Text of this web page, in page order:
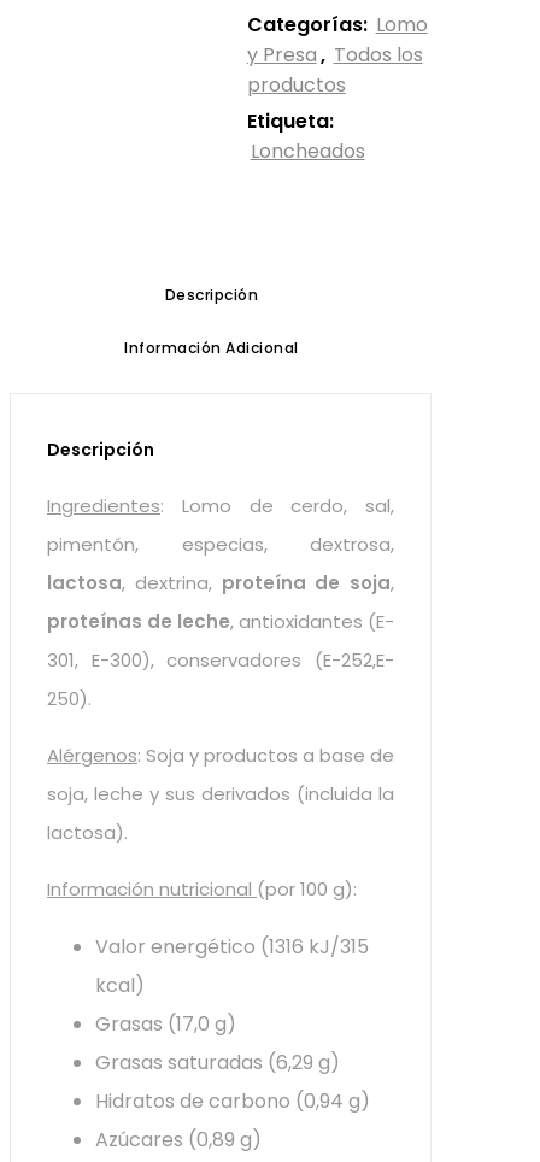
Categorías: Lomo
y Presa, Todos los
productos
Etiqueta:
Loncheados
Descripción
Información Adicional
Descripción
Ingredientes: Lomo de cerdo, sal,
pimentón, especias, dextrosa,
lactosa, dextrina, proteína de soja,
proteínas de leche, antioxidantes (E-
301, E-300), conservadores (E-252,E-
250).
Alérgenos: Soja y productos a base de
soja, leche y sus derivados (incluida la
lactosa).
Información nutricional (por 100 g):
Valor energético (1316 kJ/315
kcal)
Grasas (17,0 g)
Grasas saturadas (6,29 g)
Hidratos de carbono (0,94 g)
Azúcares (0,89 g)